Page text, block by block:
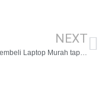
NEXT
6 Tips Membeli Laptop Murah tapi Bagus agar Tidak Salah Pilih